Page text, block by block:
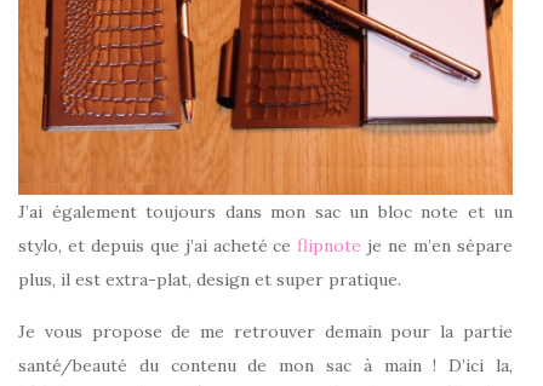
J’ai également toujours dans mon sac un bloc note et un
stylo, et depuis que j’ai acheté ceflipnote je ne m’en sépare
plus, il est extra-plat, design et super pratique.
Je vous propose de me retrouver demain pour la partie
santé/beauté du contenu de mon sac à main ! D’ici la,